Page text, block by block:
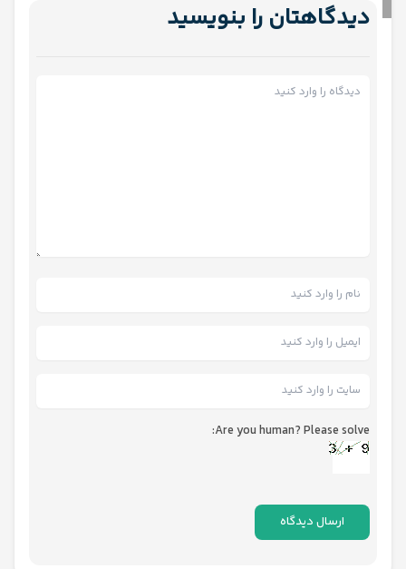
دیدگاهتان را بنویسید
Are you human? Please solve: